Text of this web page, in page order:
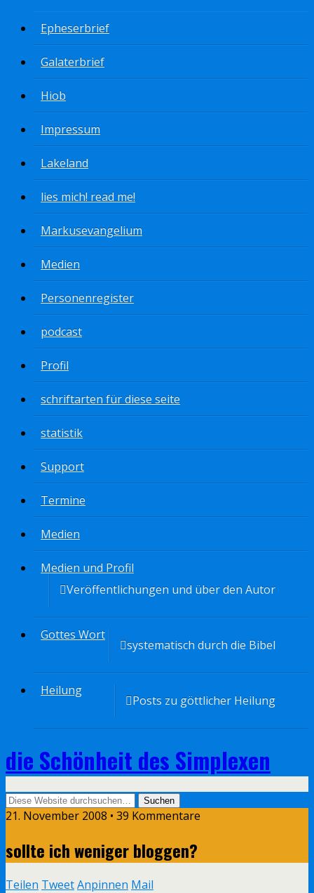
Epheserbrief
Galaterbrief
Hiob
Impressum
Lakeland
lies mich! read me!
Markusevangelium
Medien
Personenregister
podcast
Profil
schriftarten für diese seite
statistik
Support
Termine
Medien
Medien und Profil
Veröffentlichungen und über den Autor
Gottes Wort
systematisch durch die Bibel
Heilung
Posts zu göttlicher Heilung
die Schönheit des Simplexen
21. November 2008 • 39 Kommentare
sollte ich weniger bloggen?
Teilen TweetAnpinnen Mail